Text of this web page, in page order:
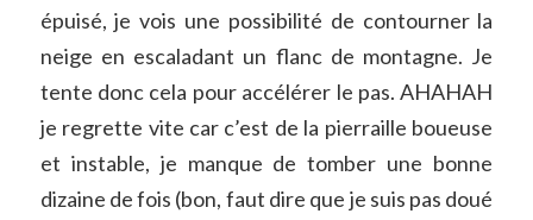
épuisé, je vois une possibilité de contourner la
neige en escaladant un flanc de montagne. Je
tente donc cela pour accélérer le pas. AHAHAH
je regrette vite car c’est de la pierraille boueuse
et instable, je manque de tomber une bonne
dizaine de fois (bon, faut dire que je suis pas doué